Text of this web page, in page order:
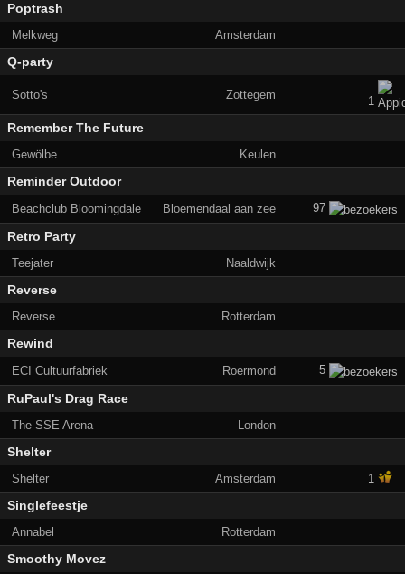
Poptrash
Melkweg Amsterdam
Q-party
Sotto's Zottegem 1
Remember The Future
Gewölbe Keulen
Reminder Outdoor
Beachclub Bloomingdale Bloemendaal aan zee 97
Retro Party
Teejater Naaldwijk
Reverse
Reverse Rotterdam
Rewind
ECI Cultuurfabriek Roermond 5
RuPaul's Drag Race
The SSE Arena London
Shelter
Shelter Amsterdam 1
Singlefeestje
Annabel Rotterdam
Smoothy Movez